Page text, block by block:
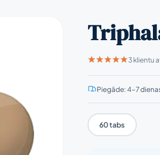
3 klientu
Piegāde: 4–7
60 tabs